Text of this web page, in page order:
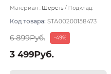
Черный размер 57
Материал : Шерсть
Подклад:
Код товара: STA00200158473
6 899Руб. -49%
3 499Руб.